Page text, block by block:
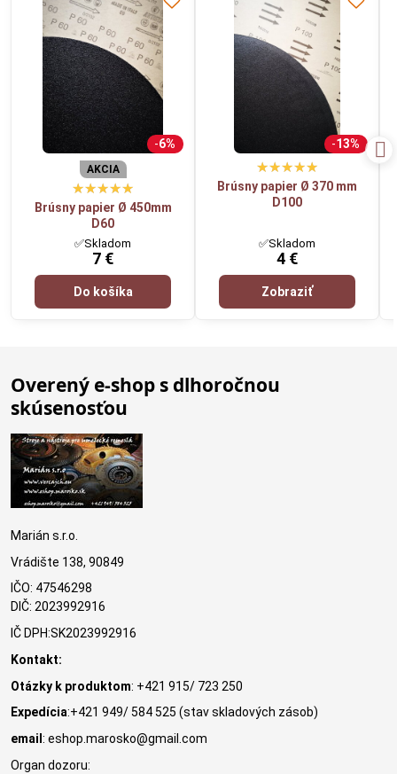
6%
AKCIA
Brúsny papier Ø 450mm
D60
✅Skladom
7 €
Do košíka
13%
Brúsny papier Ø 370 mm
D100
✅Skladom
4 €
Zobraziť
Overený e-shop s dlhoročnou
skúsenosťou
Marián s.r.o.
Vrádište 138, 90849
IČO: 47546298
DIČ: 2023992916
IČ DPH:SK2023992916
Kontakt:
Otázky k produktom: +421 915/ 723 250
Expedícia:+421 949/ 584 525 (stav skladových zásob)
email : eshop.marosko@gmail.com
Organ dozoru: